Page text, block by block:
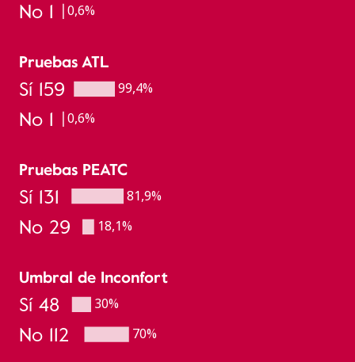
No 1 0,6%
Pruebas ATL
Sí 159 99,4%
No 1 0,6%
Pruebas PEATC
Sí 131 81,9%
No 29 18,1%
Umbral de Inconfort
Sí 48 30%
No 112 70%